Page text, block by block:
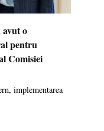
o
pentru
Comisiei
implementarea